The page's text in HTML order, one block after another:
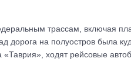
трассам, включая
дорога на полуостров была
ходят рейсовые